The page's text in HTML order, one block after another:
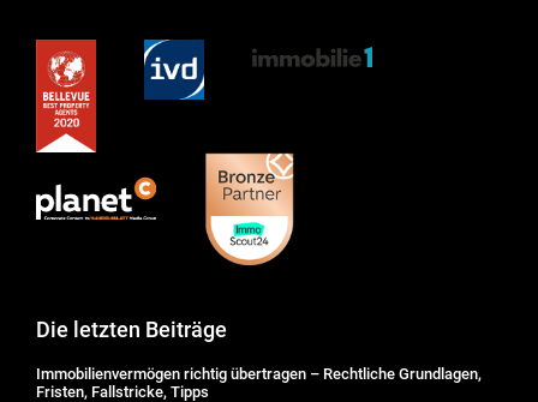
Die letzten Beiträge
Immobilienvermögen richtig übertragen – Rechtliche Grundlagen,
Fristen, Fallstricke, Tipps